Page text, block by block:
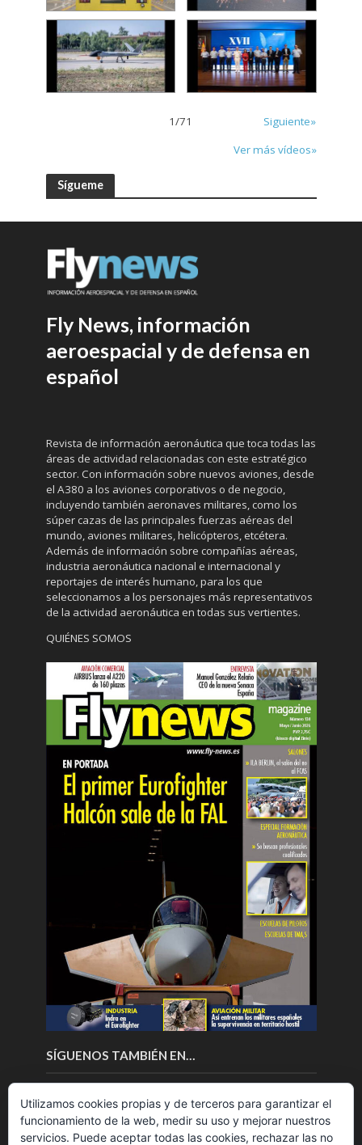
1/71
Siguiente»
Ver más vídeos»
Sígueme
Fly News, información
aeroespacial y de defensa en
español
Revista de información aeronáutica que toca todas las
áreas de actividad relacionadas con este estratégico
sector. Con información sobre nuevos aviones, desde
el A380 a los aviones corporativos o de negocio,
incluyendo también aeronaves militares, como los
súper cazas de las principales fuerzas aéreas del
mundo, aviones militares, helicópteros, etcétera.
Además de información sobre compañías aéreas,
industria aeronáutica nacional e internacional y
reportajes de interés humano, para los que
seleccionamos a los personajes más representativos
de la actividad aeronáutica en todas sus vertientes.
QUIÉNES SOMOS
SÍGUENOS TAMBIÉN EN…
Utilizamos cookies propias y de terceros para garantizar el
funcionamiento de la web, medir su uso y mejorar nuestros
servicios. Puede aceptar todas las cookies, rechazar las no